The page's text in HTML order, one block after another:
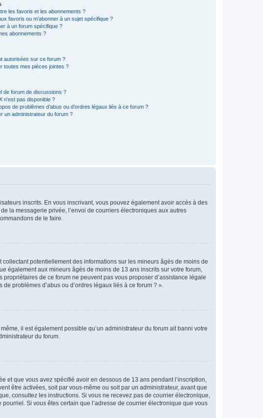
les favoris et les abonnements ?
favoris ou m’abonner à un sujet spécifique ?
à un forum spécifique ?
abonnements ?
autorisées sur ce forum ?
toutes mes pièces jointes ?
de forum de discussions ?
n’est pas disponible ?
de problèmes d’abus ou d’ordres légaux liés à ce forum ?
un administrateur du forum ?
inscrits. En vous inscrivant, vous pouvez également avoir accès à des
la messagerie privée, l’envoi de courriers électroniques aux autres
de le faire.
potentiellement des informations sur les mineurs âgés de moins de
également aux mineurs âgés de moins de 13 ans inscrits sur votre forum,
de ce forum ne peuvent pas vous proposer d’assistance légale
problèmes d’abus ou d’ordres légaux liés à ce forum ? ».
il est également possible qu’un administrateur du forum ait banni votre
du forum.
et que vous avez spécifié avoir en dessous de 13 ans pendant l’inscription,
être activées, soit par vous-même ou soit par un administrateur, avant que
consultez les instructions. Si vous ne recevez pas de courrier électronique,
Si vous êtes certain que l’adresse de courrier électronique que vous